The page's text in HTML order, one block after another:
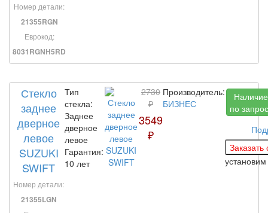
Номер детали:
21355RGN
Еврокод:
8031RGNH5RD
Стекло
заднее
дверное
левое
SUZUKI
SWIFT
Номер детали:
21355LGN
Тип
стекла:
Заднее
дверное
левое
Гарантия:
10 лет
2730
₽
3549
₽
Производитель:
БИЗНЕС
Наличие
по
установим